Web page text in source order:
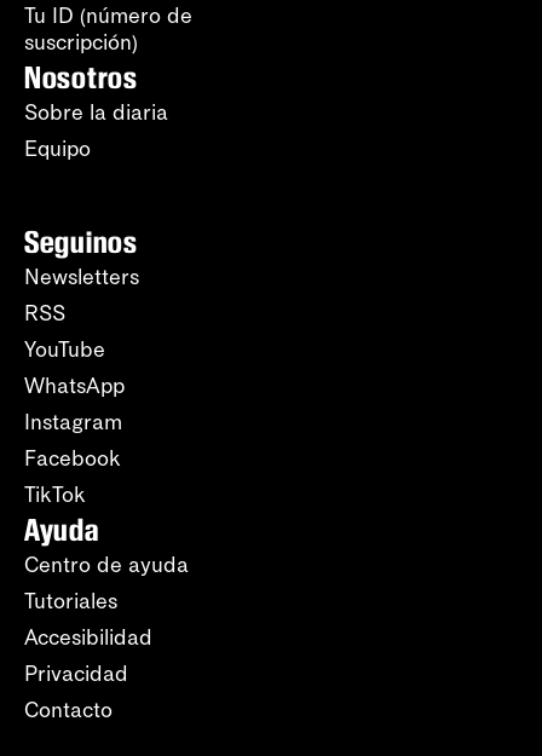
Tu ID (número de
suscripción)
Nosotros
Sobre la diaria
Equipo
Seguinos
Newsletters
RSS
YouTube
WhatsApp
Instagram
Facebook
TikTok
Ayuda
Centro de ayuda
Tutoriales
Accesibilidad
Privacidad
Contacto